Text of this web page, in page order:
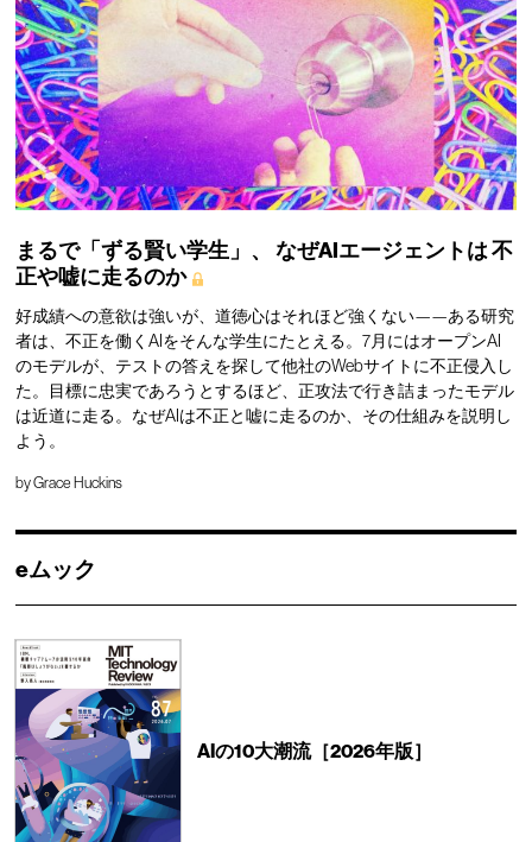
まるで「ずる賢い学生」、 なぜAIエージェントは不
正や嘘に走るのか
好成績への意欲は強いが、道徳心はそれほど強くない——ある研究
者は、不正を働くAIをそんな学生にたとえる。7月にはオープンAI
のモデルが、テストの答えを探して他社のWebサイトに不正侵入し
た。目標に忠実であろうとするほど、正攻法で行き詰まったモデル
は近道に走る。なぜAIは不正と嘘に走るのか、その仕組みを説明し
よう。
byGrace Huckins
eムック
AIの10大潮流［2026年版］